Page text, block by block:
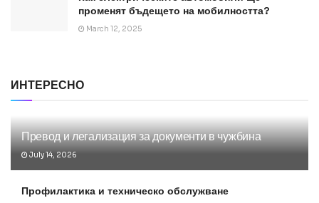
променят бъдещето на мобилността?
March 12, 2025
ИНТЕРЕСНО
Превод и легализация за документи в чужбина
July 14, 2026
Профилактика и техническо обслужване